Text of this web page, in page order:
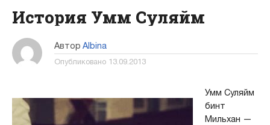
История Умм Суляйм
Автор Albina
Опубликовано 13.09.2013
Умм Суляйм
бинт
Мильхан —